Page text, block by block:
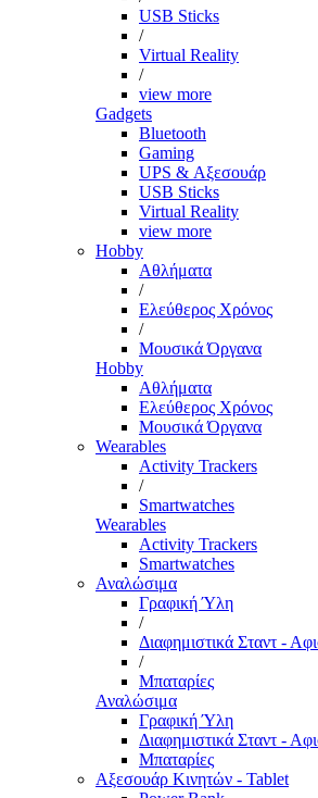
USB Sticks
/
Virtual Reality
/
view more
Gadgets
Bluetooth
Gaming
UPS & Αξεσουάρ
USB Sticks
Virtual Reality
view more
Hobby
Αθλήματα
/
Ελεύθερος Χρόνος
/
Μουσικά Όργανα
Hobby
Αθλήματα
Ελεύθερος Χρόνος
Μουσικά Όργανα
Wearables
Activity Trackers
/
Smartwatches
Wearables
Activity Trackers
Smartwatches
Αναλώσιμα
Γραφική Ύλη
/
Διαφημιστικά Σταντ -
/
Μπαταρίες
Αναλώσιμα
Γραφική Ύλη
Διαφημιστικά Σταντ -
Μπαταρίες
Αξεσουάρ Κινητών - Tablet